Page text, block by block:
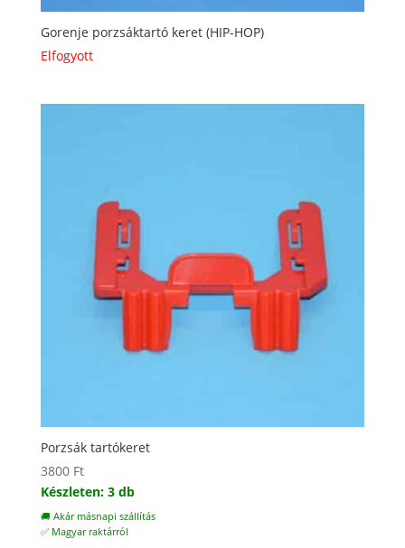
Gorenje porzsáktartó keret (HIP-HOP)
Elfogyott
Porzsák tartókeret
3800 Ft
Készleten: 3 db
🚚 Akár másnapi szállítás
✅ Magyar raktárról